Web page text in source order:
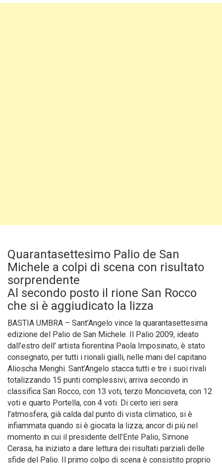
Quarantasettesimo Palio de San
Michele a colpi di scena con risultato
sorprendente
Al secondo posto il rione San Rocco
che si è aggiudicato la lizza
BASTIA UMBRA – Sant’Angelo vince la quarantasettesima
edizione del Palio de San Michele. Il Palio 2009, ideato
dall’estro dell’ artista fiorentina Paola Imposinato, è stato
consegnato, per tutti i rionali gialli, nelle mani del capitano
Alioscha Menghi. Sant’Angelo stacca tutti e tre i suoi rivali
totalizzando 15 punti complessivi; arriva secondo in
classifica San Rocco, con 13 voti, terzo Moncioveta, con 12
voti e quarto Portella, con 4 voti. Di certo ieri sera
l’atmosfera, già calda dal punto di vista climatico, si è
infiammata quando si è giocata la lizza; ancor di più nel
momento in cui il presidente dell’Ente Palio, Simone
Cerasa, ha iniziato a dare lettura dei risultati parziali delle
sfide del Palio. Il primo colpo di scena è consistito proprio